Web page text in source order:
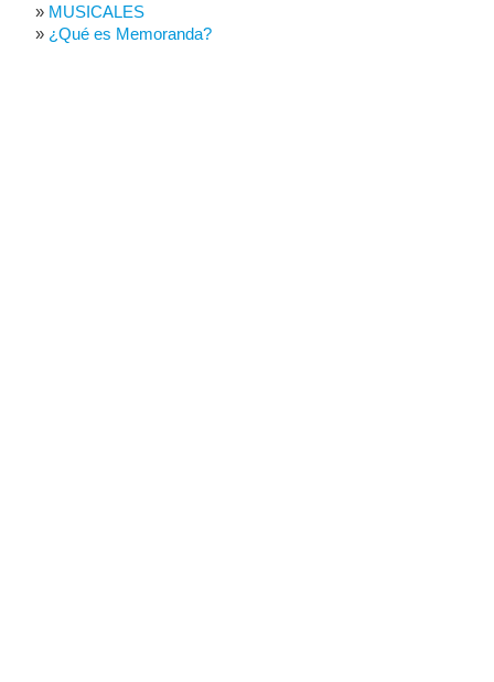
MUSICALES
¿Qué es Memoranda?